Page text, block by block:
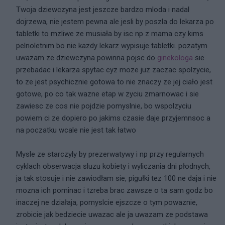
Twoja dziewczyna jest jeszcze bardzo mloda i nadal
dojrzewa, nie jestem pewna ale jesli by poszla do lekarza po
tabletki to mzliwe ze musiała by isc np z mama czy kims
pelnoletnim bo nie kazdy lekarz wypisuje tabletki. pozatym
uwazam ze dziewczyna powinna pojsc do ginekologa sie
przebadac i lekarza spytac cyz moze juz zaczac spolzycie,
to ze jest psychicznie gotowa to nie znaczy ze jej ciało jest
gotowe, po co tak wazne etap w zyciu zmarnowac i sie
zawiesc ze cos nie pojdzie pomyslnie, bo wspolzyciu
powiem ci ze dopiero po jakims czasie daje przyjemnsoc a
na poczatku wcale nie jest tak łatwo
Mysle ze starczyly by prezerwatywy i np przy regularnych
cyklach obserwacja sluzu kobiety i wyliczania dni płodnych,
ja tak stosuje i nie zawiodłam sie, pigułki tez 100 ne daja i nie
mozna ich pominac i tzreba brac zawsze o ta sam godz bo
inaczej ne działaja, pomyslcie ejszcze o tym powaznie,
zrobicie jak bedziecie uwazac ale ja uwazam ze podstawa